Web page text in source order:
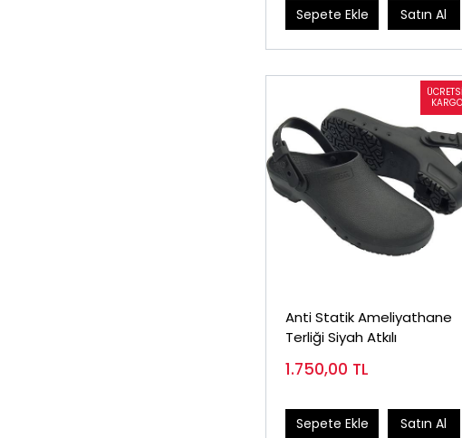
Sepete Ekle Satın Al
Anti Statik Ameliyathane
Terliği Siyah Atkılı
1.750,00 TL
Sepete Ekle Satın Al